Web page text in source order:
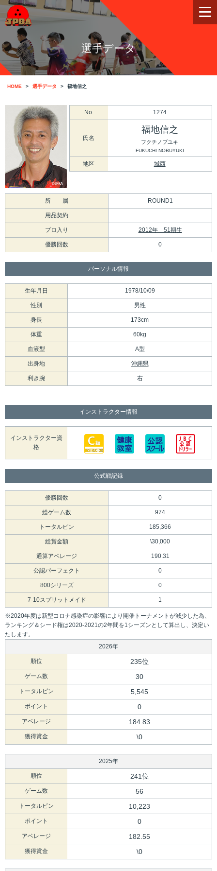
選手データ
HOME 選手データ 福地信之
No. 1274
氏名
福地信之
フクチノブユキ
FUKUCHI NOBUYUKI
地区 城西
所 属 ROUND1
用品契約
プロ入り 2012年 51期生
優勝回数 0
パーソナル情報
生年月日 1978/10/09
性別 男性
身長 173cm
体重 60kg
血液型 A型
出身地 沖縄県
利き腕 右
インストラクター情報
インストラクター資
格
公式戦記録
優勝回数 0
総ゲーム数 974
トータルピン 185,366
総賞金額 \30,000
通算アベレージ 190.31
公認パーフェクト 0
800シリーズ 0
7-10スプリットメイド 1
※2020年度は新型コロナ感染症の影響により開催トーナメントが減少した為、
ランキング＆シード権は2020-2021の2年間を1シーズンとして算出し、決定い
たします。
2026年
順位 235位
ゲーム数 30
トータルピン 5,545
ポイント 0
アベレージ 184.83
獲得賞金 \0
2025年
順位 241位
ゲーム数 56
トータルピン 10,223
ポイント 0
アベレージ 182.55
獲得賞金 \0